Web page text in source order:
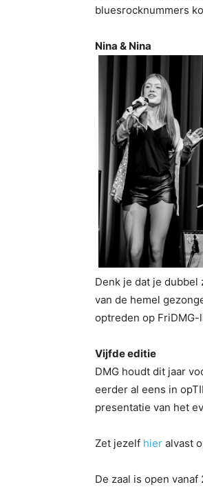
bluesrocknummers
Nina & Nina
Denk je dat je dubbel
van de hemel
optreden op
Vijfde editie
DMG houdt dit jaar
eerder al eens in
presentatie van het
Zet jezelf hier alvast
De zaal is open